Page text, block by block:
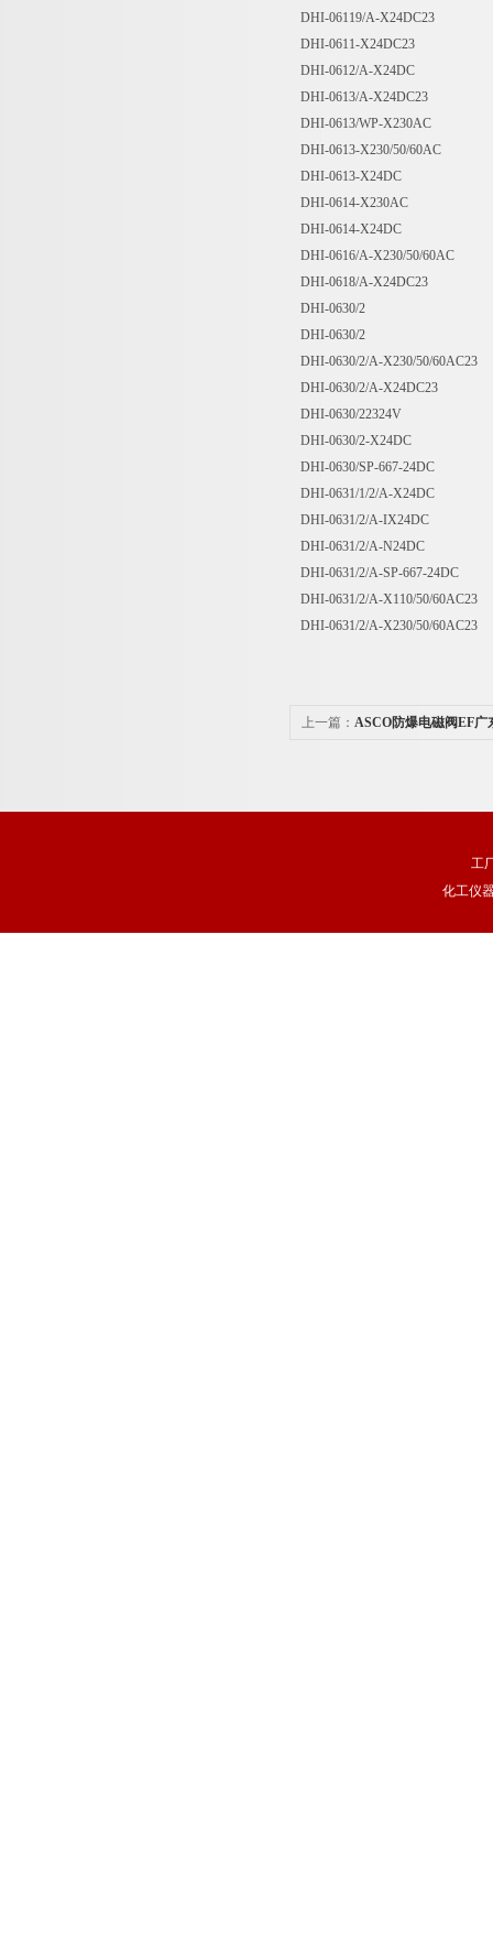
DHI-06119/A-X24DC23
DHI-0611-X24DC23
DHI-0612/A-X24DC
DHI-0613/A-X24DC23
DHI-0613/WP-X230AC
DHI-0613-X230/50/60AC
DHI-0613-X24DC
DHI-0614-X230AC
DHI-0614-X24DC
DHI-0616/A-X230/50/60AC
DHI-0618/A-X24DC23
DHI-0630/2
DHI-0630/2
DHI-0630/2/A-X230/50/60AC23
DHI-0630/2/A-X24DC23
DHI-0630/22324V
DHI-0630/2-X24DC
DHI-0630/SP-667-24DC
DHI-0631/1/2/A-X24DC
DHI-0631/2/A-IX24DC
DHI-0631/2/A-N24DC
DHI-0631/2/A-SP-667-24DC
DHI-0631/2/A-X110/50/60AC23
DHI-0631/2/A-X230/50/60AC23
上一篇： ASCO防爆电磁阀EF广
工
化工仪